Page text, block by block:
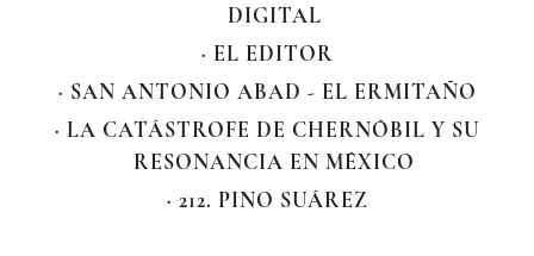
DIGITAL
· EL EDITOR
· SAN ANTONIO ABAD - EL ERMITAÑO
· LA CATÁSTROFE DE CHERNÓBIL Y SU
RESONANCIA EN MÉXICO
· 212. PINO SUÁREZ